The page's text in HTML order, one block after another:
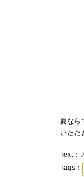
夏なら
いただ
Text：
Tags：